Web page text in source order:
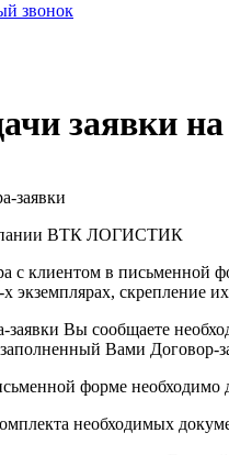
звонок
заявки на
заявки
ВТК ЛОГИСТИК
с клиентом в письменной
экземплярах, скрепление
Вы сообщаете
Вами Договор-
форме
необходимых